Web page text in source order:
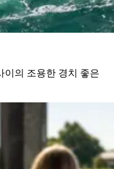
이의 조용한 경치 좋은